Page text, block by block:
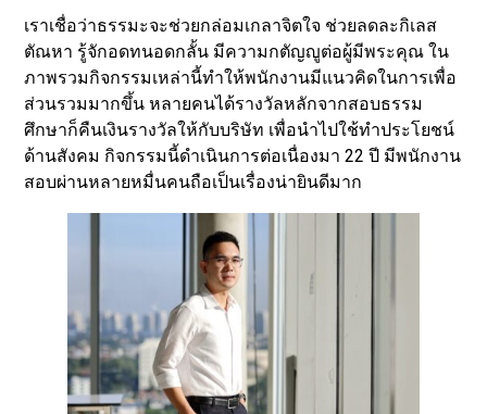
เราเชื่อว่าธรรมะจะช่วยกล่อมเกลาจิตใจ ช่วยลดละกิเลส
ตัณหา รู้จักอดทนอดกลั้น มีความกตัญญูต่อผู้มีพระคุณ ใน
ภาพรวมกิจกรรมเหล่านี้ทำให้พนักงานมีแนวคิดในการเพื่อ
ส่วนรวมมากขึ้น หลายคนได้รางวัลหลักจากสอบธรรม
ศึกษาก็คืนเงินรางวัลให้กับบริษัท เพื่อนำไปใช้ทำประโยชน์
ด้านสังคม กิจกรรมนี้ดำเนินการต่อเนื่องมา 22 ปี มีพนักงาน
สอบผ่านหลายหมื่นคนถือเป็นเรื่องน่ายินดีมาก